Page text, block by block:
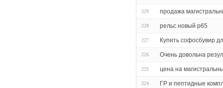
229 продажа
228 рельс новый р65
227 Купить софосбувир
226 Очень довольна
225 цена на
224 ГР и пептидные